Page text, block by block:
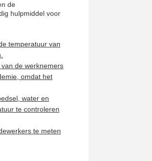
de
hulpmiddel voor
temperatuur van
de werknemers
omdat het
water en
te controleren
te meten